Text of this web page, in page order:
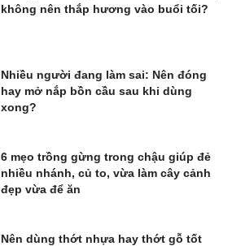
không nên thắp hương vào buổi tối?
Nhiều người đang làm sai: Nên đóng
hay mở nắp bồn cầu sau khi dùng
xong?
6 mẹo trồng gừng trong chậu giúp đẻ
nhiều nhánh, củ to, vừa làm cây cảnh
đẹp vừa để ăn
Nên dùng thớt nhựa hay thớt gỗ tốt